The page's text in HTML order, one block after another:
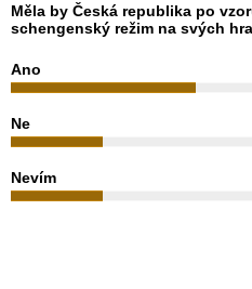
Měla by Česká republika po
schengenský režim na svých
Ano
Ne
Nevím